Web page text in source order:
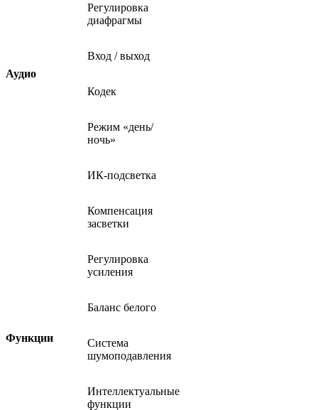
Регулировка
диафрагмы
Аудио
Вход / выход
Кодек
Функции
Режим «день/
ночь»
ИК-подсветка
Компенсация
засветки
Регулировка
усиления
Баланс белого
Система
шумоподавления
Интеллектуальные
функции